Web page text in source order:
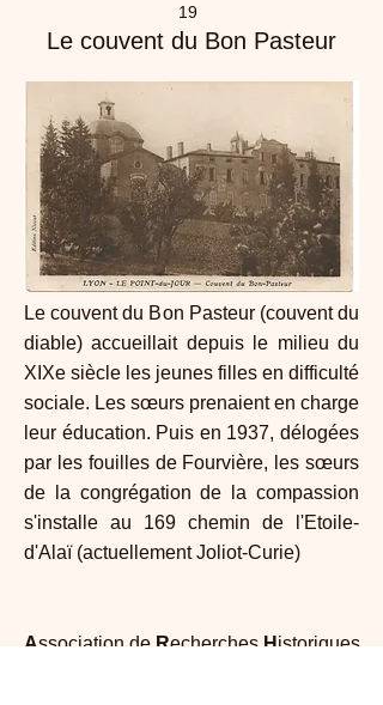
19
Le couvent du Bon Pasteur
Le couvent du Bon Pasteur (couvent du
diable) accueillait depuis le milieu du
XIXe siècle les jeunes filles en difficulté
sociale. Les sœurs prenaient en charge
leur éducation. Puis en 1937, délogées
par les fouilles de Fourvière, les sœurs
de la congrégation de la compassion
s'installe au 169 chemin de l'Etoile-
d'Alaï (actuellement Joliot-Curie)
Association de Recherches Historiques